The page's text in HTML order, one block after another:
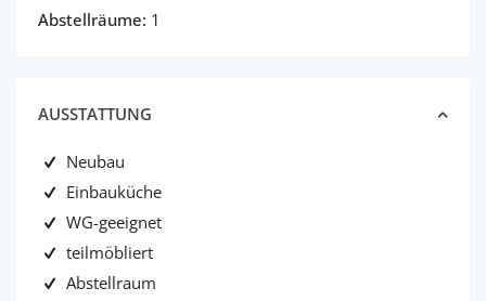
Abstellräume: 1
AUSSTATTUNG
Neubau
Einbauküche
WG-geeignet
teilmöbliert
Abstellraum